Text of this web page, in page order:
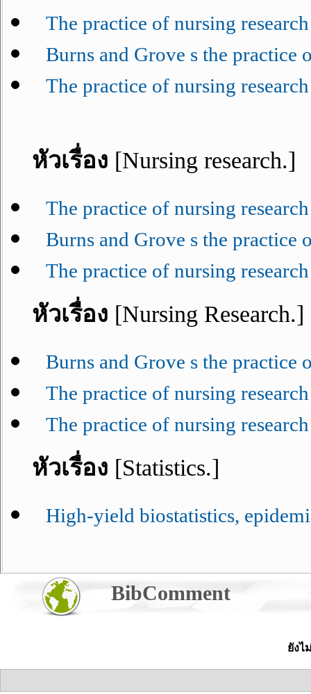
The practice of nursing
Burns and Grove s the practice
The practice of nursing
หัวเรื่อง [Nursing research.]
The practice of nursing
Burns and Grove s the practice
The practice of nursing
หัวเรื่อง [Nursing Research.]
Burns and Grove s the practice
The practice of nursing
The practice of nursing
หัวเรื่อง [Statistics.]
High-yield biostatistics,
BibComment
ยังไ